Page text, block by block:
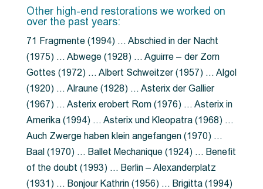
Other high-end restorations we worked on
over the past years:
71 Fragmente (1994) … Abschied in der Nacht
(1975) … Abwege (1928) … Aguirre – der Zorn
Gottes (1972) … Albert Schweitzer (1957) … Algol
(1920) … Alraune (1928) … Asterix der Gallier
(1967) … Asterix erobert Rom (1976) … Asterix in
Amerika (1994) … Asterix und Kleopatra (1968) …
Auch Zwerge haben klein angefangen (1970) …
Baal (1970) … Ballet Mechanique (1924) … Benefit
of the doubt (1993) … Berlin – Alexanderplatz
(1931) … Bonjour Kathrin (1956) … Brigitta (1994)